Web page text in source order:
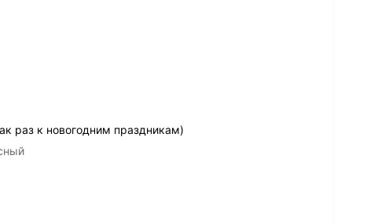
раз к новогодним праздникам)